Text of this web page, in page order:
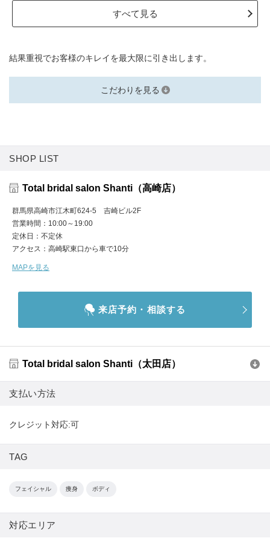
すべて見る
結果重視でお客様のキレイを最大限に引き出します。
こだわりを見る
SHOP LIST
Total bridal salon Shanti（高崎店）
群馬県高崎市江木町624-5 吉崎ビル2F
営業時間
10:00～19:00
定休日
不定休
アクセス
高崎駅東口から車で10分
MAPを見る
来店予約・相談する
Total bridal salon Shanti（太田店）
支払い方法
クレジット対応:可
TAG
フェイシャル 痩身 ボディ
対応エリア